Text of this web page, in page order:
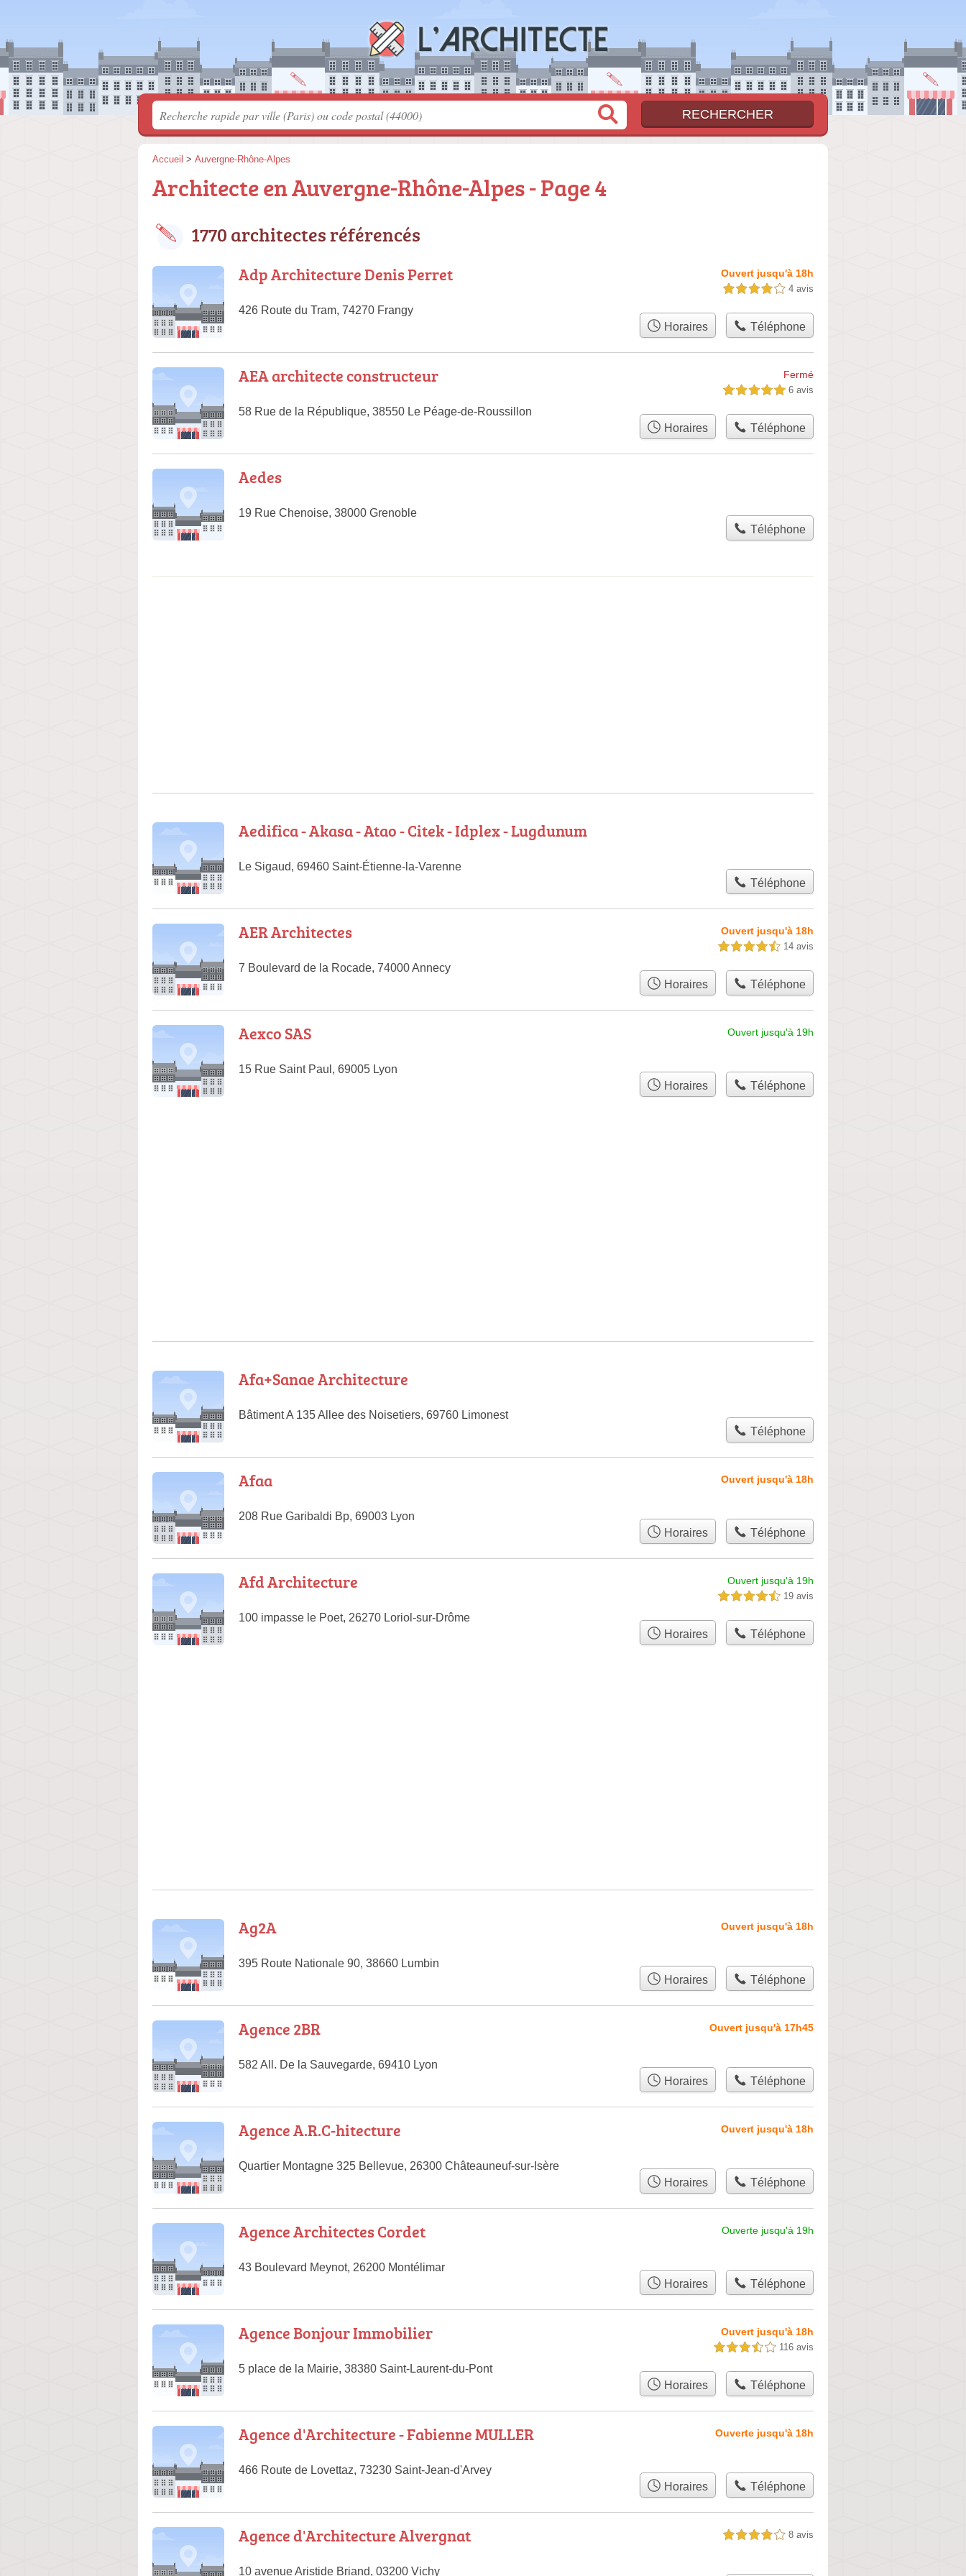
Accueil > Auvergne-Rhône-Alpes
Architecte en Auvergne-Rhône-Alpes - Page 4
1770 architectes référencés
Adp Architecture Denis Perret
426 Route du Tram, 74270 Frangy
Ouvert jusqu'à 18h
4,0 étoiles sur 5 4 avis
Horaires Téléphone
AEA architecte constructeur
58 Rue de la République, 38550 Le Péage-de-Roussillon
Fermé
5,0 étoiles sur 5 6 avis
Horaires Téléphone
Aedes
19 Rue Chenoise, 38000 Grenoble
Téléphone
Aedifica - Akasa - Atao - Citek - Idplex - Lugdunum
Le Sigaud, 69460 Saint-Étienne-la-Varenne
Téléphone
AER Architectes
7 Boulevard de la Rocade, 74000 Annecy
Ouvert jusqu'à 18h
4,5 étoiles sur 5 14 avis
Horaires Téléphone
Aexco SAS
15 Rue Saint Paul, 69005 Lyon
Ouvert jusqu'à 19h
Horaires Téléphone
Afa+Sanae Architecture
Bâtiment A 135 Allee des Noisetiers, 69760 Limonest
Téléphone
Afaa
208 Rue Garibaldi Bp, 69003 Lyon
Ouvert jusqu'à 18h
Horaires Téléphone
Afd Architecture
100 impasse le Poet, 26270 Loriol-sur-Drôme
Ouvert jusqu'à 19h
4,5 étoiles sur 5 19 avis
Horaires Téléphone
Ag2A
395 Route Nationale 90, 38660 Lumbin
Ouvert jusqu'à 18h
Horaires Téléphone
Agence 2BR
582 All. De la Sauvegarde, 69410 Lyon
Ouvert jusqu'à 17h45
Horaires Téléphone
Agence A.R.C-hitecture
Quartier Montagne 325 Bellevue, 26300 Châteauneuf-sur-Isère
Ouvert jusqu'à 18h
Horaires Téléphone
Agence Architectes Cordet
43 Boulevard Meynot, 26200 Montélimar
Ouverte jusqu'à 19h
Horaires Téléphone
Agence Bonjour Immobilier
5 place de la Mairie, 38380 Saint-Laurent-du-Pont
Ouvert jusqu'à 18h
3,5 étoiles sur 5 116 avis
Horaires Téléphone
Agence d'Architecture - Fabienne MULLER
466 Route de Lovettaz, 73230 Saint-Jean-d'Arvey
Ouverte jusqu'à 18h
Horaires Téléphone
Agence d'Architecture Alvergnat
10 avenue Aristide Briand, 03200 Vichy
4,0 étoiles sur 5 8 avis